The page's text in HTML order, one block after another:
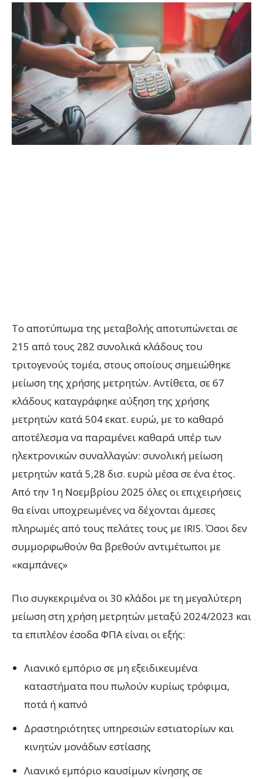
Το αποτύπωμα της μεταβολής αποτυπώνεται σε
215 από τους 282 συνολικά κλάδους του
τριτογενούς τομέα, στους οποίους σημειώθηκε
μείωση της χρήσης μετρητών. Αντίθετα, σε 67
κλάδους καταγράφηκε αύξηση της χρήσης
μετρητών κατά 504 εκατ. ευρώ, με το καθαρό
αποτέλεσμα να παραμένει καθαρά υπέρ των
ηλεκτρονικών συναλλαγών: συνολική μείωση
μετρητών κατά 5,28 δισ. ευρώ μέσα σε ένα έτος.
Από την 1η Νοεμβρίου 2025 όλες οι επιχειρήσεις
θα είναι υποχρεωμένες να δέχονται άμεσες
πληρωμές από τους πελάτες τους με IRIS. Όσοι δεν
συμμορφωθούν θα βρεθούν αντιμέτωποι με
«καμπάνες»
Πιο συγκεκριμένα οι 30 κλάδοι με τη μεγαλύτερη
μείωση στη χρήση μετρητών μεταξύ 2024/2023 και
τα επιπλέον έσοδα ΦΠΑ είναι οι εξής:
Λιανικό εμπόριο σε μη εξειδικευμένα
καταστήματα που πωλούν κυρίως τρόφιμα,
ποτά ή καπνό
Δραστηριότητες υπηρεσιών εστιατορίων και
κινητών μονάδων εστίασης
Λιανικό εμπόριο καυσίμων κίνησης σε